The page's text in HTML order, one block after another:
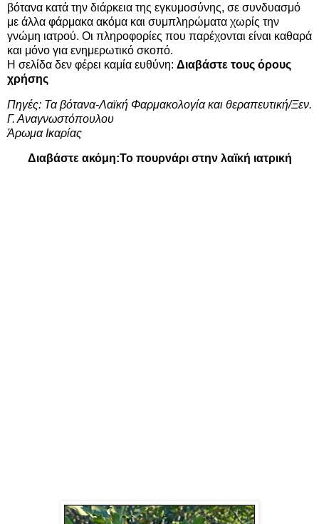
βότανα κατά την διάρκεια της εγκυμοσύνης, σε συνδυασμό
με άλλα φάρμακα ακόμα και συμπληρώματα χωρίς την
γνώμη ιατρού. Οι πληροφορίες που παρέχονται είναι καθαρά
και μόνο για ενημερωτικό σκοπό.
Η σελίδα δεν φέρει καμία ευθύνη: Διαβάστε τους όρους
χρήσης
Πηγές: Τα βότανα-Λαϊκή Φαρμακολογία και θεραπευτική/Ξεν.
Γ. Αναγνωστόπουλου
Άρωμα Ικαρίας
Διαβάστε ακόμη:Το πουρνάρι στην λαϊκή ιατρική